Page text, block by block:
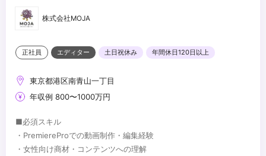
株式会社MOJA
正社員 エディター 土日祝休み 年間休日120日以上
東京都港区南青山一丁目
年収例 800〜1000万円
■必須スキル
・PremiereProでの動画制作・編集経験
・女性向け商材・コンテンツへの理解